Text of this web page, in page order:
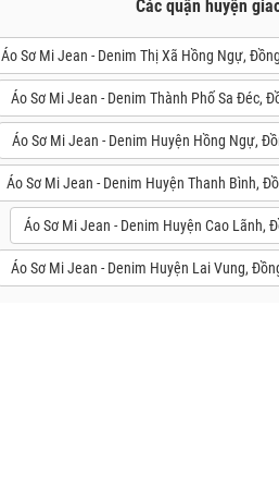
Các quận huyện
Áo Sơ Mi Jean - Denim Thị Xã Hồng Ngự,
Áo Sơ Mi Jean - Denim Thành Phố Sa Đéc,
Áo Sơ Mi Jean - Denim Huyện Hồng Ngự,
Áo Sơ Mi Jean - Denim Huyện Thanh Bình,
Áo Sơ Mi Jean - Denim Huyện Cao Lãnh,
Áo Sơ Mi Jean - Denim Huyện Lai Vung,